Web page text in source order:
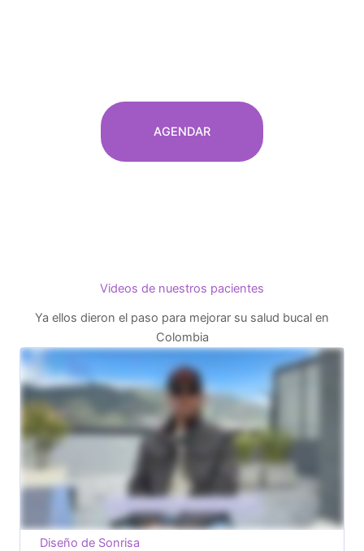
AGENDAR
Videos de nuestros pacientes
Ya ellos dieron el paso para mejorar su salud bucal en
Colombia
Diseño de Sonrisa